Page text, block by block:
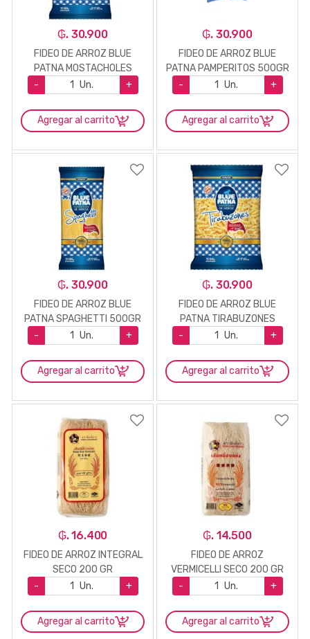
₲. 30.900
FIDEO DE ARROZ BLUE
PATNA MOSTACHOLES
500GR
- Un. +
Agregar al carrito
₲. 30.900
FIDEO DE ARROZ BLUE
PATNA PAMPERITOS 500GR
-
Un. +
Agregar al carrito
₲. 30.900
FIDEO DE ARROZ BLUE
PATNA SPAGHETTI 500GR
-
Un. +
Agregar al carrito
₲. 30.900
FIDEO DE ARROZ BLUE
PATNA TIRABUZONES
500GR
- Un. +
Agregar al carrito
₲. 16.400
FIDEO DE ARROZ INTEGRAL
SECO 200 GR
-
Un. +
Agregar al carrito
₲. 14.500
FIDEO DE ARROZ
VERMICELLI SECO 200 GR
-
Un. +
Agregar al carrito